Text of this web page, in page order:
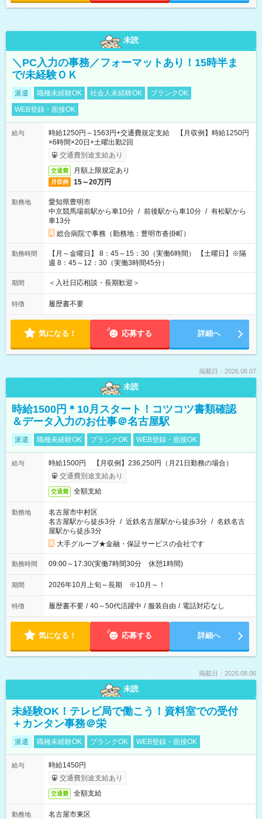
未読
＼PC入力の事務／フォーマットあり！15時半ま
で/未経験ＯＫ
派遣 職種未経験OK 社会人未経験OK
ブランクOK
WEB登録・面接OK
給与
時給1250円～1563円+交通費規定支給 【月収例】時給1250円
×6時間×20日+土曜出勤2回
交通費別途支給あり
交通費 月額上限規定あり
月収例 15～20万円
勤務地
愛知県豊明市
中京競馬場前駅から車10分 / 前後駅から車10分 / 有松駅から
車13分
総合病院で事務（勤務地：豊明市沓掛町）
勤務時間
【月～金曜日】 8：45～15：30（実働6時間） 【土曜日】※隔
週 8：45～12：30（実働3時間45分）
期間 ＜入社日応相談・長期歓迎＞
特徴 履歴書不要
気になる！ 応募する 詳細へ
掲載日：2026.08.07
未読
時給1500円＊10月スタート！コツコツ書類確認
＆データ入力のお仕事＠名古屋駅
派遣 職種未経験OK ブランクOK WEB登録・面接OK
給与
時給1500円 【月収例】236,250円（月21日勤務の場合）
交通費別途支給あり
交通費 全額支給
勤務地
名古屋市中村区
名古屋駅から徒歩3分 / 近鉄名古屋駅から徒歩3分 / 名鉄名古
屋駅から徒歩3分
大手グループ★金融・保証サービスの会社です
勤務時間 09:00～17:30(実働7時間30分 休憩1時間)
期間 2026年10月上旬～長期 ※10月～！
特徴 履歴書不要 / 40～50代活躍中 / 服装自由 / 電話対応なし
気になる！ 応募する 詳細へ
掲載日：2026.08.06
未読
未経験OK！テレビ局で働こう！資料室での受付
＋カンタン事務＠栄
派遣 職種未経験OK ブランクOK WEB登録・面接OK
給与
時給1450円
交通費別途支給あり
交通費 全額支給
勤務地
名古屋市東区